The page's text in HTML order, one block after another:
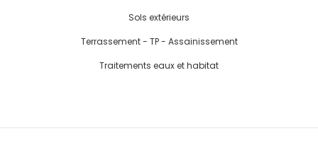
Sols extérieurs
Terrassement - TP - Assainissement
Traitements eaux et habitat